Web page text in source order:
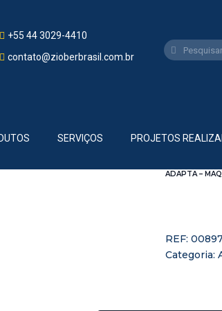
+55 44 3029-4410
contato@zioberbrasil.com.br
SERVIÇOS PROJETOS
ADAPTA –
REF:
Categoria: